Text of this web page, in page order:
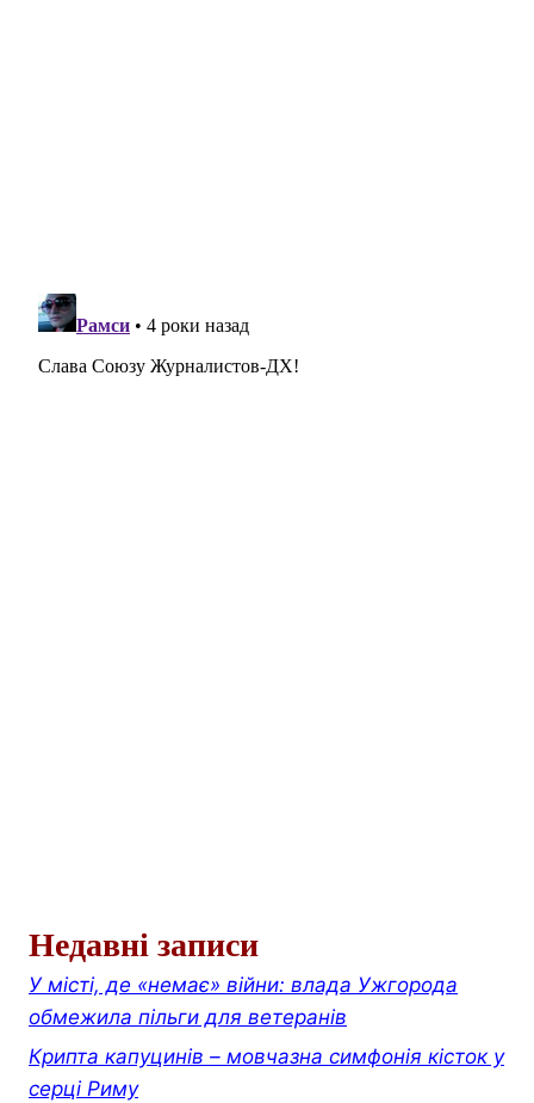
Недавні записи
У місті, де «немає» війни: влада Ужгорода
обмежила пільги для ветеранів
Крипта капуцинів – мовчазна симфонія кісток у
серці Риму